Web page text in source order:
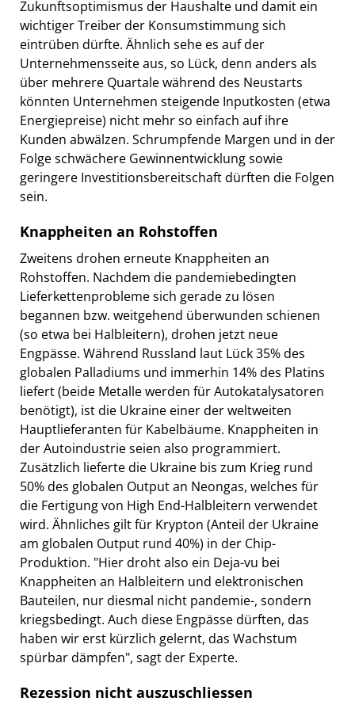
Zukunftsoptimismus der Haushalte und damit ein
wichtiger Treiber der Konsumstimmung sich
eintrüben dürfte. Ähnlich sehe es auf der
Unternehmensseite aus, so Lück, denn anders als
über mehrere Quartale während des Neustarts
könnten Unternehmen steigende Inputkosten (etwa
Energiepreise) nicht mehr so einfach auf ihre
Kunden abwälzen. Schrumpfende Margen und in der
Folge schwächere Gewinnentwicklung sowie
geringere Investitionsbereitschaft dürften die Folgen
sein.
Knappheiten an Rohstoffen
Zweitens drohen erneute Knappheiten an
Rohstoffen. Nachdem die pandemiebedingten
Lieferkettenprobleme sich gerade zu lösen
begannen bzw. weitgehend überwunden schienen
(so etwa bei Halbleitern), drohen jetzt neue
Engpässe. Während Russland laut Lück 35% des
globalen Palladiums und immerhin 14% des Platins
liefert (beide Metalle werden für Autokatalysatoren
benötigt), ist die Ukraine einer der weltweiten
Hauptlieferanten für Kabelbäume. Knappheiten in
der Autoindustrie seien also programmiert.
Zusätzlich lieferte die Ukraine bis zum Krieg rund
50% des globalen Output an Neongas, welches für
die Fertigung von High End-Halbleitern verwendet
wird. Ähnliches gilt für Krypton (Anteil der Ukraine
am globalen Output rund 40%) in der Chip-
Produktion. "Hier droht also ein Deja-vu bei
Knappheiten an Halbleitern und elektronischen
Bauteilen, nur diesmal nicht pandemie-, sondern
kriegsbedingt. Auch diese Engpässe dürften, das
haben wir erst kürzlich gelernt, das Wachstum
spürbar dämpfen", sagt der Experte.
Rezession nicht auszuschliessen